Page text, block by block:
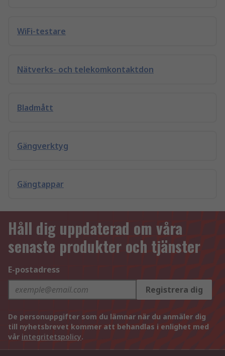
WiFi-testare
Nätverks- och telekomkontaktdon
Bladmått
Gängverktyg
Gängtappar
Håll dig uppdaterad om våra
senaste produkter och tjänster
E-postadress
Registrera dig
De personuppgifter som du lämnar när du anmäler dig
till nyhetsbrevet kommer att behandlas i enlighet med
vår integritetspolicy.